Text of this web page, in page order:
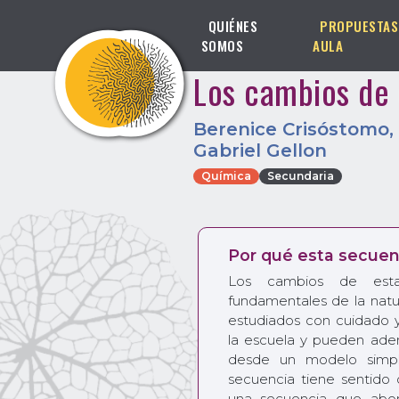
QUIÉNES
SOMOS
AULA
Los cambios
Berenice Crisóstomo,
Gabriel Gellon
Química Secundaria
Por qué esta
Los cambios de
fundamentales de la
estudiados con cuidado
la escuela y pueden
desde un modelo
secuencia tiene